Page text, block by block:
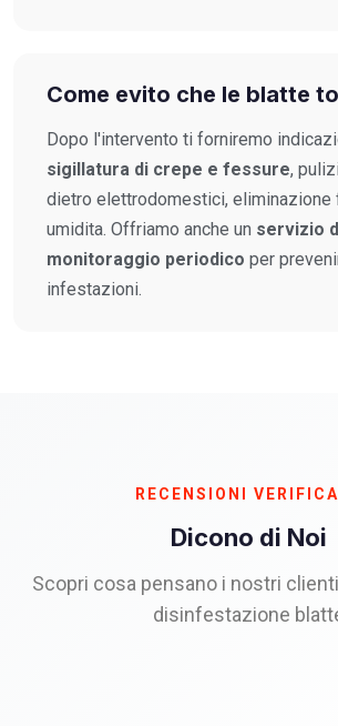
Come evito che le blatte
Dopo l'intervento ti forniremo
sigillatura di crepe e fessure,
dietro elettrodomestici, eliminazione
umidita. Offriamo anche un servizio
monitoraggio periodico per
infestazioni.
RECENSIONI
Dicono di Noi
Scopri cosa pensano i nostri
disinfestazione